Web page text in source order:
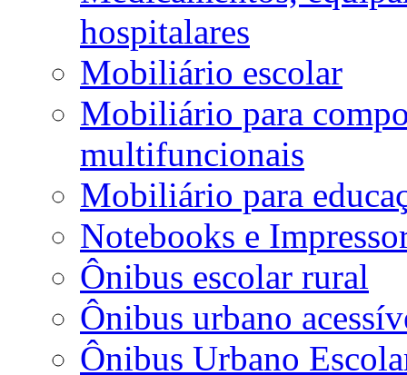
hospitalares
Mobiliário escolar
Mobiliário para
multifuncionais
Mobiliário para
Notebooks e
Ônibus escolar rural
Ônibus urbano
Ônibus Urbano